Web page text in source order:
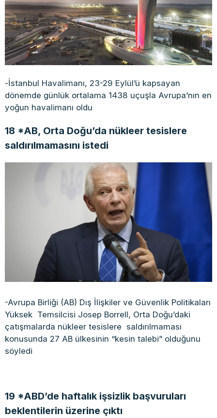
-İstanbul Havalimanı, 23-29 Eylül’ü kapsayan
dönemde günlük ortalama 1438 uçuşla Avrupa’nın en
yoğun havalimanı oldu
18 *AB, Orta Doğu’da nükleer tesislere
saldırılmamasını istedi
-Avrupa Birliği (AB) Dış İlişkiler ve Güvenlik Politikaları
Yüksek Temsilcisi Josep Borrell, Orta Doğu’daki
çatışmalarda nükleer tesislere saldırılmaması
konusunda 27 AB ülkesinin “kesin talebi” olduğunu
söyledi
19 *ABD’de haftalık işsizlik başvuruları
beklentilerin üzerine çıktı